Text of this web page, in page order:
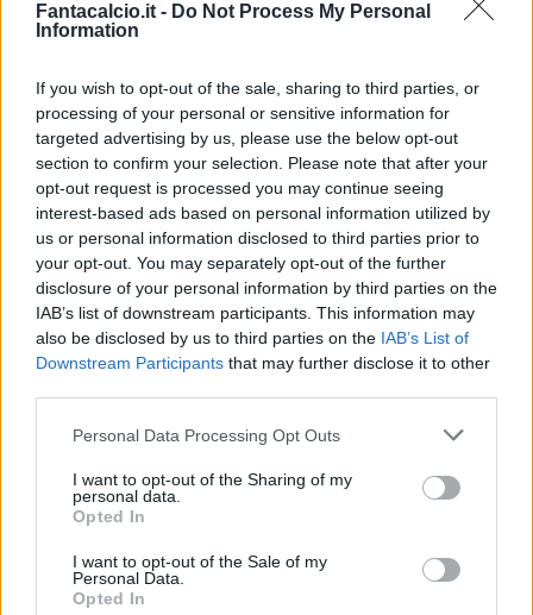
Fantacalcio.it - Do Not Process My Personal
Information
If you wish to opt-out of the sale, sharing to third parties, or
processing of your personal or sensitive information for
targeted advertising by us, please use the below opt-out
section to confirm your selection. Please note that after your
opt-out request is processed you may continue seeing
interest-based ads based on personal information utilized by
us or personal information disclosed to third parties prior to
your opt-out. You may separately opt-out of the further
disclosure of your personal information by third parties on the
IAB’s list of downstream participants. This information may
also be disclosed by us to third parties on the IAB’s List of
Downstream Participants that may further disclose it to other
Personal Data Processing Opt Outs
I want to opt-out of the Sharing of my
personal data.
Opted In
I want to opt-out of the Sale of my
Personal Data.
Opted In
Lasciando da parte un attimo infatti l'aspetto più
Perotti, tutto sommato, non sono poi così da
buttare: ad un 6,08 di fantamedia non si dice
mai di no, specie nella stagione in cui i vari
Candreva, Felipe Anderson e Pogbadi certo
non stanno brillando come ci si aspettava.
Difficile ipotizzare, come ovvio che sia, che
Perotti sia stato pagato alle fantaste di inizio
anno per un rendimento del genere, anche se
considerando la stagione dal punto di vista del
mero bonus, possiamo anche concludere che il
10 del Genoa sia ancora in tempo per recuperare
6,83 di media lo scorso anno, ma soprattutto
gol e 5 assist,contro gliattuali 1 gol ed un 1
assist della stagione in corso.